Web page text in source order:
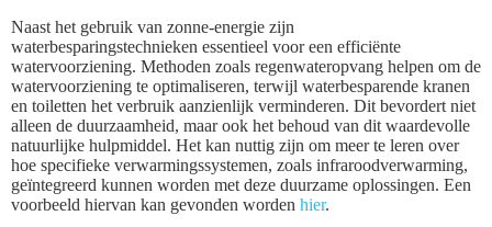
Naast het gebruik van zonne-energie zijn
waterbesparingstechnieken essentieel voor een efficiënte
watervoorziening. Methoden zoals regenwateropvang helpen om de
watervoorziening te optimaliseren, terwijl waterbesparende kranen
en toiletten het verbruik aanzienlijk verminderen. Dit bevordert niet
alleen de duurzaamheid, maar ook het behoud van dit waardevolle
natuurlijke hulpmiddel. Het kan nuttig zijn om meer te leren over
hoe specifieke verwarmingssystemen, zoals infraroodverwarming,
geïntegreerd kunnen worden met deze duurzame oplossingen. Een
voorbeeld hiervan kan gevonden worden hier.